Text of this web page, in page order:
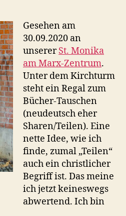
Gesehen am
30.09.2020 an
unsererSt. Monika
am Marx-Zentrum.
Unter dem Kirchturm
steht ein Regal zum
Bücher-Tauschen
(neudeutsch eher
Sharen/Teilen). Eine
nette Idee, wie ich
finde, zumal „Teilen“
auch ein christlicher
Begriff ist. Das meine
ich jetzt keineswegs
abwertend. Ich bin